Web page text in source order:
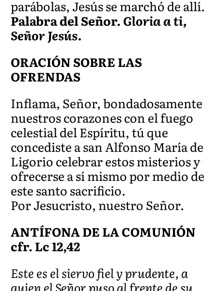
parábolas, Jesús se marchó de allí.
Palabra del Señor.Gloria a ti,
Señor Jesús.
ORACIÓN SOBRE LAS
OFRENDAS
Inflama, Señor, bondadosamente
nuestros corazones con el fuego
celestial del Espíritu, tú que
concediste a san Alfonso María de
Ligorio celebrar estos misterios y
ofrecerse a sí mismo por medio de
este santo sacrificio.
Por Jesucristo, nuestro Señor.
ANTÍFONA DE LA COMUNIÓN
cfr. Lc 12,42
Este es el siervo fiel y prudente, a
quien el Señor puso al frente de su